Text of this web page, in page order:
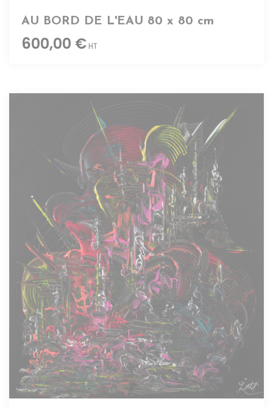
AU BORD DE L'EAU 80 x 80 cm
600,00 € HT